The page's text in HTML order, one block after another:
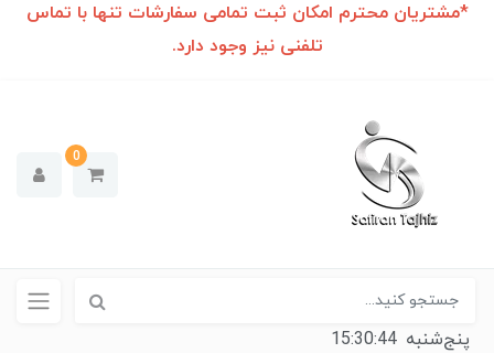
*مشتریان محترم امکان ثبت تمامی سفارشات تنها با تماس
تلفنی نیز وجود دارد.
0
پنج‌شنبه 15:30:45